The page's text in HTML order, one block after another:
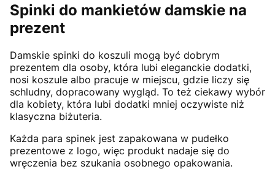
Spinki do mankietów damskie na
prezent
Damskie spinki do koszuli mogą być dobrym
prezentem dla osoby, która lubi eleganckie dodatki,
nosi koszule albo pracuje w miejscu, gdzie liczy się
schludny, dopracowany wygląd. To też ciekawy wybór
dla kobiety, która lubi dodatki mniej oczywiste niż
klasyczna biżuteria.
Każda para spinek jest zapakowana w pudełko
prezentowe z logo, więc produkt nadaje się do
wręczenia bez szukania osobnego opakowania.